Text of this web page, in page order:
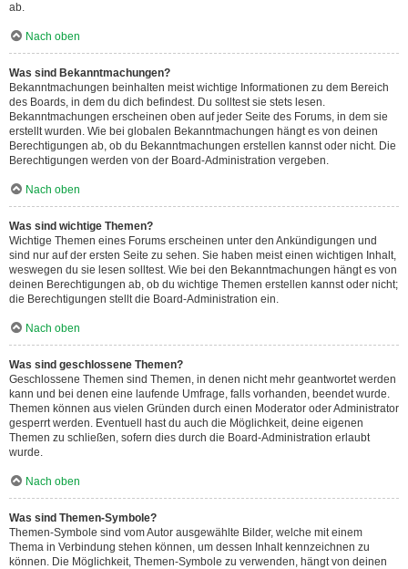
ab.
Nach oben
Was sind Bekanntmachungen?
Bekanntmachungen beinhalten meist wichtige Informationen zu dem Bereich
des Boards, in dem du dich befindest. Du solltest sie stets lesen.
Bekanntmachungen erscheinen oben auf jeder Seite des Forums, in dem sie
erstellt wurden. Wie bei globalen Bekanntmachungen hängt es von deinen
Berechtigungen ab, ob du Bekanntmachungen erstellen kannst oder nicht. Die
Berechtigungen werden von der Board-Administration vergeben.
Nach oben
Was sind wichtige Themen?
Wichtige Themen eines Forums erscheinen unter den Ankündigungen und
sind nur auf der ersten Seite zu sehen. Sie haben meist einen wichtigen Inhalt,
weswegen du sie lesen solltest. Wie bei den Bekanntmachungen hängt es von
deinen Berechtigungen ab, ob du wichtige Themen erstellen kannst oder nicht;
die Berechtigungen stellt die Board-Administration ein.
Nach oben
Was sind geschlossene Themen?
Geschlossene Themen sind Themen, in denen nicht mehr geantwortet werden
kann und bei denen eine laufende Umfrage, falls vorhanden, beendet wurde.
Themen können aus vielen Gründen durch einen Moderator oder Administrator
gesperrt werden. Eventuell hast du auch die Möglichkeit, deine eigenen
Themen zu schließen, sofern dies durch die Board-Administration erlaubt
wurde.
Nach oben
Was sind Themen-Symbole?
Themen-Symbole sind vom Autor ausgewählte Bilder, welche mit einem
Thema in Verbindung stehen können, um dessen Inhalt kennzeichnen zu
können. Die Möglichkeit, Themen-Symbole zu verwenden, hängt von deinen